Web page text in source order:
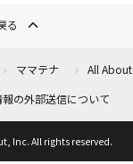
る
ママテナ All About
の外部送信について
Inc. All rights reserved.